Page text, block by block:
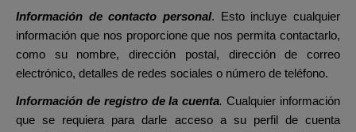
Información de contacto personal. Esto incluye cualquier
información que nos proporcione que nos permita contactarlo,
como su nombre, dirección postal, dirección de correo
electrónico, detalles de redes sociales o número de teléfono.
Información de registro de la cuenta.Cualquier información
que se requiera para darle acceso a su perfil de cuenta